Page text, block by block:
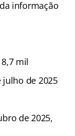
informação
mil
julho de 2025
de 2025,